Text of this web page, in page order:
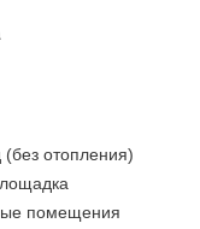
отопления)
помещения